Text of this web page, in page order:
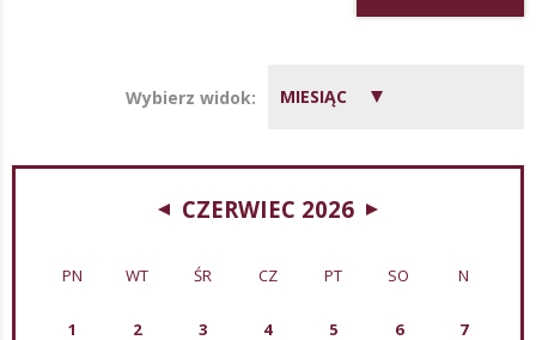
Wybierz widok: MIESIĄC
CZERWIEC 2026
PN WT ŚR CZ PT SO N
1 2 3 4 5 6 7